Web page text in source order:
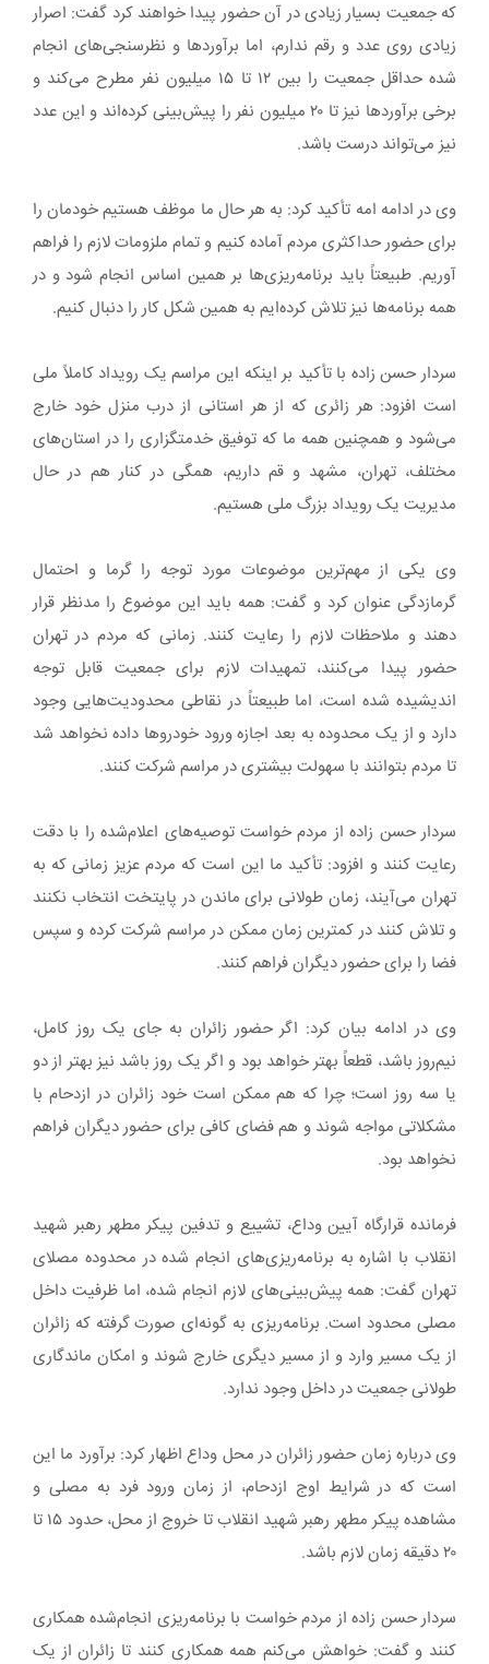
که جمعیت بسیار زیادی در آن حضور پیدا خواهند کرد گفت: اصرار
زیادی روی عدد و رقم ندارم، اما برآوردها و نظرسنجی‌های انجام
شده حداقل جمعیت را بین ۱۲ تا ۱۵ میلیون نفر مطرح می‌کند و
برخی برآوردها نیز تا ۲۰ میلیون نفر را پیش‌بینی کرده‌اند و این عدد
نیز می‌تواند درست باشد.
وی در ادامه امه تأکید کرد: به هر حال ما موظف هستیم خودمان را
برای حضور حداکثری مردم آماده کنیم و تمام ملزومات لازم را فراهم
آوریم. طبیعتاً باید برنامه‌ریزی‌ها بر همین اساس انجام شود و در
همه برنامه‌ها نیز تلاش کرده‌ایم به همین شکل کار را دنبال کنیم.
سردار حسن زاده با تأکید بر اینکه این مراسم یک رویداد کاملاً ملی
است افزود: هر زائری که از هر استانی از درب منزل خود خارج
می‌شود و همچنین همه ما که توفیق خدمتگزاری را در استان‌های
مختلف، تهران، مشهد و قم داریم، همگی در کنار هم در حال
مدیریت یک رویداد بزرگ ملی هستیم.
وی یکی از مهم‌ترین موضوعات مورد توجه را گرما و احتمال
گرمازدگی عنوان کرد و گفت: همه باید این موضوع را مدنظر قرار
دهند و ملاحظات لازم را رعایت کنند. زمانی که مردم در تهران
حضور پیدا می‌کنند، تمهیدات لازم برای جمعیت قابل توجه
اندیشیده شده است، اما طبیعتاً در نقاطی محدودیت‌هایی وجود
دارد و از یک محدوده به بعد اجازه ورود خودروها داده نخواهد شد
تا مردم بتوانند با سهولت بیشتری در مراسم شرکت کنند.
سردار حسن زاده از مردم خواست توصیه‌های اعلام‌شده را با دقت
رعایت کنند و افزود: تأکید ما این است که مردم عزیز زمانی که به
تهران می‌آیند، زمان طولانی برای ماندن در پایتخت انتخاب نکنند
و تلاش کنند در کمترین زمان ممکن در مراسم شرکت کرده و سپس
فضا را برای حضور دیگران فراهم کنند.
وی در ادامه بیان کرد: اگر حضور زائران به جای یک روز کامل،
نیم‌روز باشد، قطعاً بهتر خواهد بود و اگر یک روز باشد نیز بهتر از دو
یا سه روز است؛ چرا که هم ممکن است خود زائران در ازدحام با
مشکلاتی مواجه شوند و هم فضای کافی برای حضور دیگران فراهم
نخواهد بود.
فرمانده قرارگاه آیین وداع، تشییع و تدفین پیکر مطهر رهبر شهید
انقلاب با اشاره به برنامه‌ریزی‌های انجام شده در محدوده مصلای
تهران گفت: همه پیش‌بینی‌های لازم انجام شده، اما ظرفیت داخل
مصلی محدود است. برنامه‌ریزی به گونه‌ای صورت گرفته که زائران
از یک مسیر وارد و از مسیر دیگری خارج شوند و امکان ماندگاری
طولانی جمعیت در داخل وجود ندارد.
وی درباره زمان حضور زائران در محل وداع اظهار کرد: برآورد ما این
است که در شرایط اوج ازدحام، از زمان ورود فرد به مصلی و
مشاهده پیکر مطهر رهبر شهید انقلاب تا خروج از محل، حدود ۱۵ تا
۲۰ دقیقه زمان لازم باشد.
سردار حسن زاده از مردم خواست با برنامه‌ریزی انجام‌شده همکاری
کنند و گفت: خواهش می‌کنم همه همکاری کنند تا زائران از یک